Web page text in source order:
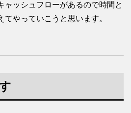
ャッシュフローがあるので時間と
てやっていこうと思います。